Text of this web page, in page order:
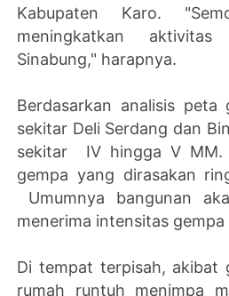
Kabupaten Karo.
meningkatkan
Sinabung," harapnya.
Berdasarkan analisis peta
sekitar Deli Serdang dan
sekitar IV hingga V MM.
gempa yang dirasakan
Umumnya bangunan
menerima intensitas gempa
Di tempat terpisah, akibat
rumah runtuh menimpa